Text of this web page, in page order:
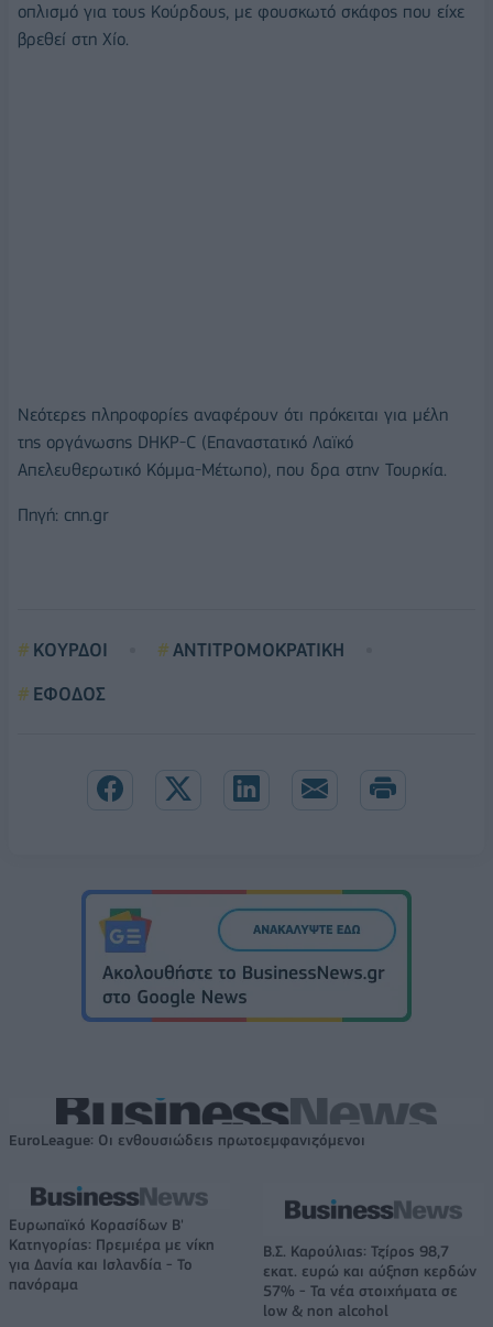
οπλισμό για τους Κούρδους, με φουσκωτό σκάφος που είχε
βρεθεί στη Χίο.
Νεότερες πληροφορίες αναφέρουν ότι πρόκειται για μέλη
της οργάνωσης DHKP-C (Επαναστατικό Λαϊκό
Απελευθερωτικό Κόμμα-Μέτωπο), που δρα στην Τουρκία.
Πηγή: cnn.gr
ΚΟΥΡΔΟΙ
ΑΝΤΙΤΡΟΜΟΚΡΑΤΙΚΗ
ΕΦΟΔΟΣ
EuroLeague: Οι ενθουσιώδεις πρωτοεμφανιζόμενοι
Ευρωπαϊκό Κορασίδων Β'
Κατηγορίας: Πρεμιέρα με νίκη
για Δανία και Ισλανδία - Το
πανόραμα
Β.Σ. Καρούλιας: Τζίρος 98,7
εκατ. ευρώ και αύξηση κερδών
57% - Τα νέα στοιχήματα σε
low & non alcohol